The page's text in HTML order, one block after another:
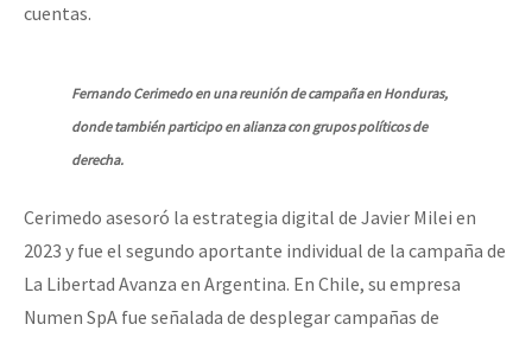
cuentas.
Fernando Cerimedo en una reunión de campaña en Honduras,
donde también participo en alianza con grupos políticos de
derecha.
Cerimedo asesoró la estrategia digital de Javier Milei en
2023 y fue el segundo aportante individual de la campaña de
La Libertad Avanza en Argentina. En Chile, su empresa
Numen SpA fue señalada de desplegar campañas de